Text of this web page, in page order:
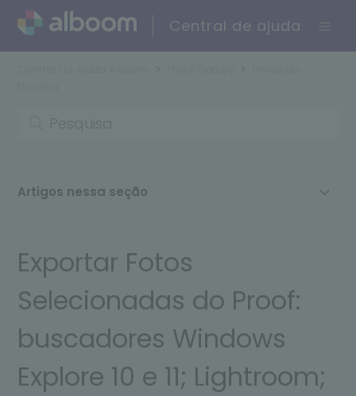
Central de ajuda
Artigos nessa seção
Como exportar do Proof para o Lightroom Classic
Exportar Fotos
Selecionadas do Proof:
buscadores Windows
Explore 10 e 11; Lightroom;